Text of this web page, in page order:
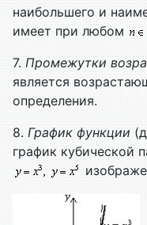
наибольшего и
имеет при любом
7. Промежутки
является
определения.
8. График функции
график кубической